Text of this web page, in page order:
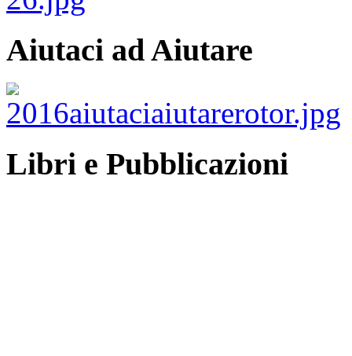
Aiutaci ad Aiutare
Libri e Pubblicazioni